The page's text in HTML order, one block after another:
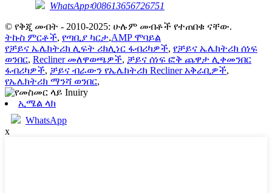
WhatsApp፡008613656726751
© የቅጂ መብት - 2010-2025: ሁሉም መብቶች የተጠበቁ ናቸው.
ትኩስ ምርቶች, የጣቢያ ካርታ,AMP ሞባይል
የቻይና ኤሌክትሪክ ሊፍት ሪክሊነር ፋብሪካዎች, የቻይና ኤሌክትሪክ ሰነፍ
ወንበር, Recliner መለዋወጫዎች, ቻይና ሰነፍ ፎቅ ጨዋታ ሊቀመንበር
ፋብሪካዎች, ቻይና ብራውን የኤሌክትሪክ Recliner አቅራቢዎች,
የኤሌክትሪክ ማንሻ ወንበር,
ኢሜል ላክ
WhatsApp
x